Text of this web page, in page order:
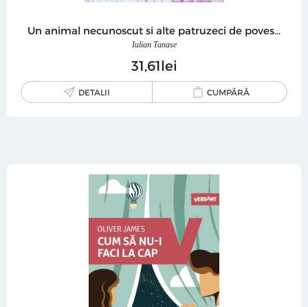
Un animal necunoscut si alte patruzeci de povestiri
Iulian Tanase
31 61lei
DETALII CUMPĂRĂ